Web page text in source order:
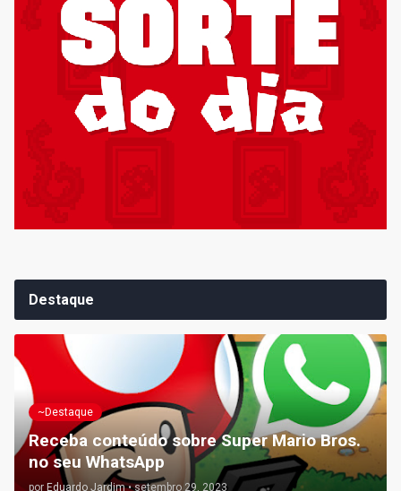
Destaque
~Destaque
Receba conteúdo sobre Super Mario Bros.
no seu WhatsApp
por Eduardo Jardim • setembro 29, 2023